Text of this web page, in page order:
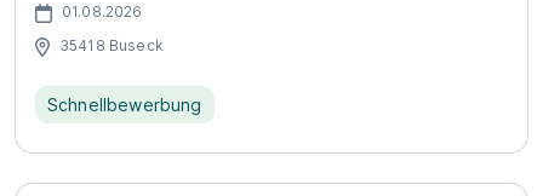
01.08.2026
35418 Buseck
Schnellbewerbung